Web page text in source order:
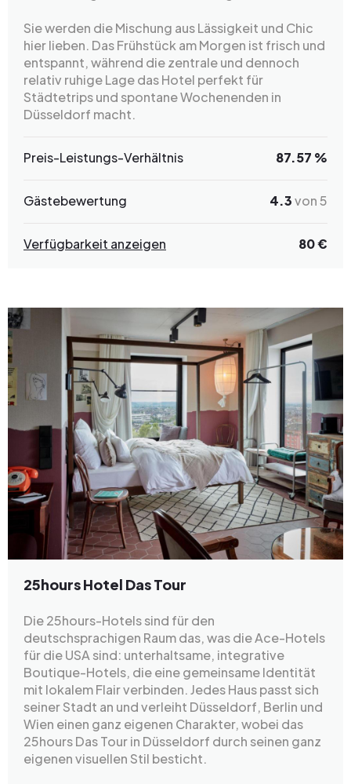
Sie werden die Mischung aus Lässigkeit und Chic
hier lieben. Das Frühstück am Morgen ist frisch und
entspannt, während die zentrale und dennoch
relativ ruhige Lage das Hotel perfekt für
Städtetrips und spontane Wochenenden in
Düsseldorf macht.
Preis-Leistungs-Verhältnis 87.57 %
Gästebewertung 4.3von 5
Verfügbarkeit anzeigen 80 €
25hours Hotel Das Tour
Die 25hours-Hotels sind für den
deutschsprachigen Raum das, was die Ace-Hotels
für die USA sind: unterhaltsame, integrative
Boutique-Hotels, die eine gemeinsame Identität
mit lokalem Flair verbinden. Jedes Haus passt sich
seiner Stadt an und verleiht Düsseldorf, Berlin und
Wien einen ganz eigenen Charakter, wobei das
25hours Das Tour in Düsseldorf durch seinen ganz
eigenen visuellen Stil besticht.